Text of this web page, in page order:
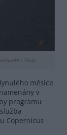
Flickr
měsíce
v
programu
Copernicus